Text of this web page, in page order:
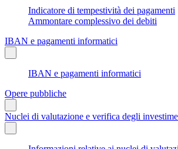
Indicatore di tempestività dei pagamenti
Ammontare complessivo dei debiti
IBAN e pagamenti informatici
IBAN e pagamenti informatici
Opere pubbliche
Nuclei di valutazione e verifica degli